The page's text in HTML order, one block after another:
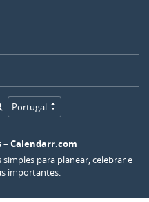
Portugal
– Calendarr.com
para planear, celebrar e
importantes.